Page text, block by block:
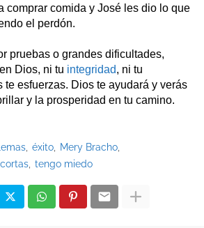
comprar comida y José les dio lo que
el perdón.
pruebas o grandes dificultades,
Dios, ni tu integridad, ni tu
te esfuerzas. Dios te ayudará y verás
y la prosperidad en tu camino.
éxito
Mery Bracho
tengo miedo